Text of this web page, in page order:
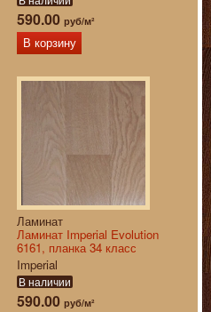
590.00 руб/м²
В корзину
Ламинат
Ламинат Imperial Evolution
6161, планка 34 класс
Imperial
В наличии
590.00 руб/м²